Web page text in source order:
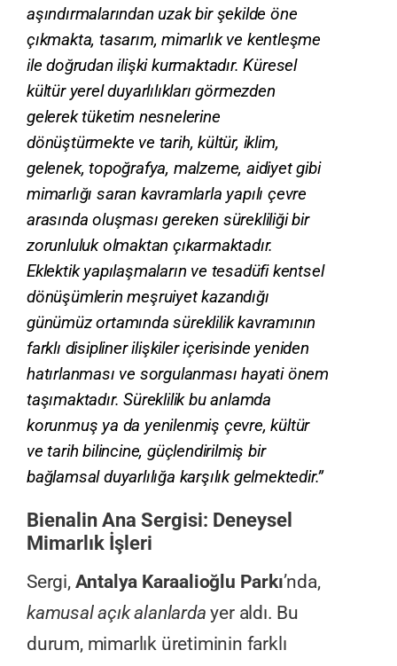
aşındırmalarından uzak bir şekilde öne
çıkmakta, tasarım, mimarlık ve kentleşme
ile doğrudan ilişki kurmaktadır. Küresel
kültür yerel duyarlılıkları görmezden
gelerek tüketim nesnelerine
dönüştürmekte ve tarih, kültür, iklim,
gelenek, topoğrafya, malzeme, aidiyet gibi
mimarlığı saran kavramlarla yapılı çevre
arasında oluşması gereken sürekliliği bir
zorunluluk olmaktan çıkarmaktadır.
Eklektik yapılaşmaların ve tesadüfi kentsel
dönüşümlerin meşruiyet kazandığı
günümüz ortamında süreklilik kavramının
farklı disipliner ilişkiler içerisinde yeniden
hatırlanması ve sorgulanması hayati önem
taşımaktadır. Süreklilik bu anlamda
korunmuş ya da yenilenmiş çevre, kültür
ve tarih bilincine, güçlendirilmiş bir
bağlamsal duyarlılığa karşılık gelmektedir.”
Bienalin Ana Sergisi: Deneysel
Mimarlık İşleri
Sergi, Antalya Karaalioğlu Parkı’nda,
kamusal açık alanlarda yer aldı. Bu
durum, mimarlık üretiminin farklı